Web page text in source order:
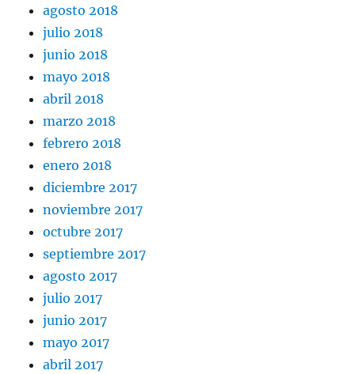
agosto 2018
julio 2018
junio 2018
mayo 2018
abril 2018
marzo 2018
febrero 2018
enero 2018
diciembre 2017
noviembre 2017
octubre 2017
septiembre 2017
agosto 2017
julio 2017
junio 2017
mayo 2017
abril 2017